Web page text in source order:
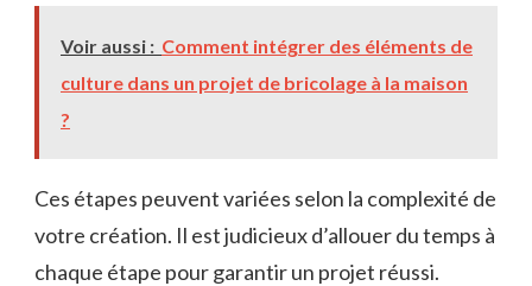
Voir aussi : Comment intégrer des éléments de
culture dans un projet de bricolage à la maison
?
Ces étapes peuvent variées selon la complexité de
votre création. Il est judicieux d’allouer du temps à
chaque étape pour garantir un projet réussi.